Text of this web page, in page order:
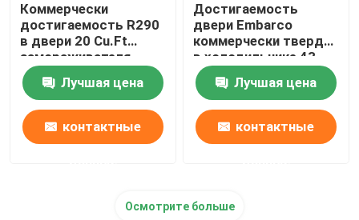
Коммерчески
достигаемость R290
в двери 20 Cu.Ft
замораживателя
холодильника 1
Лучшая цена
контактные
Достигаемость
двери Embarco
коммерчески твердая
в холодильнике 43
Cu.Ft
Лучшая цена
контактные
Осмотрите больше